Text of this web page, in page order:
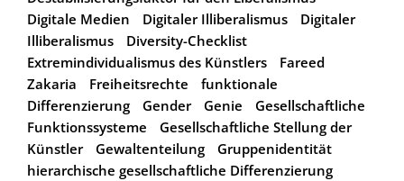
Digitale Medien
Digitaler Illiberalismus
Digitaler
Illiberalismus
Diversity-Checklist
Extremindividualismus des Künstlers
Fareed
Zakaria
Freiheitsrechte
funktionale
Differenzierung
Gender Genie
Gesellschaftliche
Funktionssysteme
Gesellschaftliche Stellung der
Künstler
Gewaltenteilung
Gruppenidentität
hierarchische gesellschaftliche Differenzierung